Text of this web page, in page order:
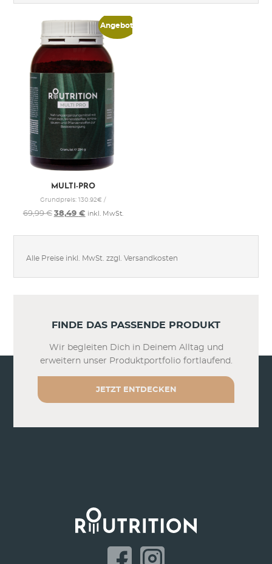
Angebot!
MULTI-PRO
Grundpreis: 130.92€ /
69,99€ Ursprünglicher
38,49 €Aktueller
inkl. MwSt.
Alle Preise inkl. MwSt. zzgl. Versandkosten
FINDE DAS PASSENDE PRODUKT
Wir begleiten Dich in Deinem Alltag und
erweitern unser Produktportfolio fortlaufend.
JETZT ENTDECKEN